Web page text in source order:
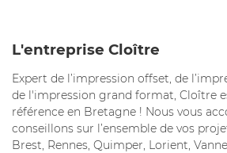
L'entreprise Cloître
Expert de l’impression offset, de
de l'impression grand format, Cloître
référence en Bretagne ! Nous vous
conseillons sur l’ensemble de vos
Brest, Rennes, Quimper, Lorient,